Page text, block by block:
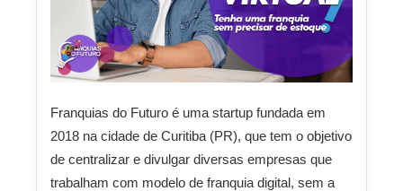
Franquias do Futuro é uma startup fundada em
2018 na cidade de Curitiba (PR), que tem o objetivo
de centralizar e divulgar diversas empresas que
trabalham com modelo de franquia digital, sem a